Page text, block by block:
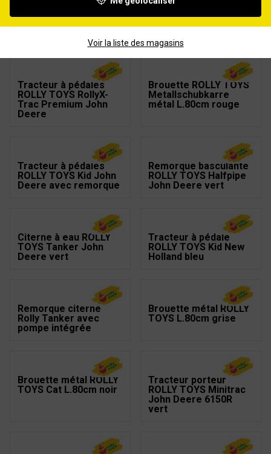
Tracteur à pédales
ROLLY TOYS RollyX-
Trac Premium John
Deere
Brouette ROLLY TOYS
Metallschubkarre
métal L.80cm rouge
Tracteur à pédales
ROLLY TOYS Kid John
Deere avec remorque
Remorque basculante
ROLLY TOYS Halfpipe
John Deere vert
Citerne à eau ROLLY
TOYS Tanker John
Deere vert
Tracteur à pédale
ROLLY TOYS Kid New
Holland bleu
Remorque citerne
Rolly Tanker avec
pompe intégrée
Brouette métal ROLLY
TOYS L.80cm grise
Brouette métal ROLLY
TOYS Cat L.80cm noir
Tracteur porteur
ROLLY TOYS Minitrac
John Deere 6150R
vert
Voir la liste des magasins